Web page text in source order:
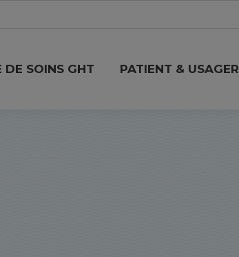
DE SOINS GHT PATIENT & USAGER